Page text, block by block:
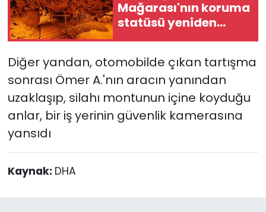
Mağarası'nın koruma
statüsü yeniden
değerlendiriliyor
Diğer yandan, otomobilde çıkan tartışma
sonrası Ömer A.'nın aracın yanından
uzaklaşıp, silahı montunun içine koyduğu
anlar, bir iş yerinin güvenlik kamerasına
yansıdı
Kaynak: DHA